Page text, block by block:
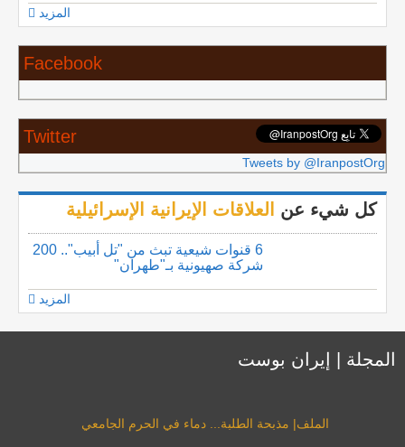
المزيد
Facebook
Twitter
Tweets by @IranpostOrg
كل شيء عن العلاقات الإيرانية الإسرائيلية
6 قنوات شيعية تبث من "تل أبيب".. 200
شركة صهيونية بـ"طهران"
المزيد
المجلة | إيران بوست
الملف| مذبحة الطلبة... دماء في الحرم الجامعي